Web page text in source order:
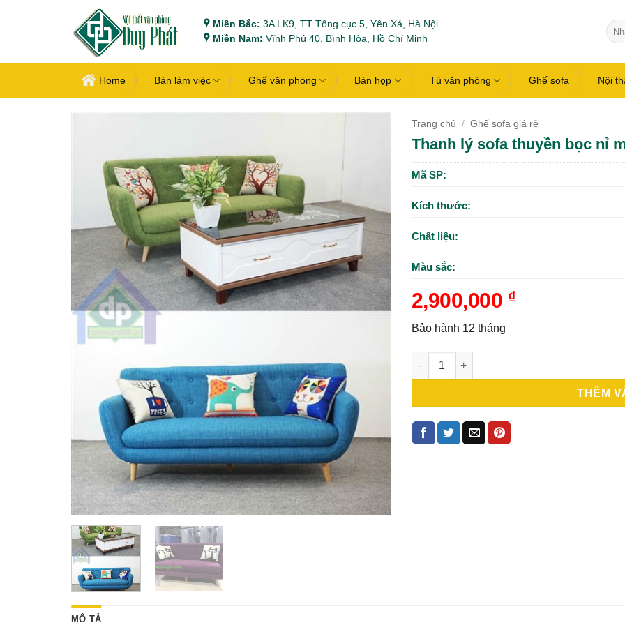
dung
Miền Bắc: 3A LK9, TT Tổng cục 5, Yên Xá, Hà Nội
Miền Nam: Vĩnh Phú 40, Bình Hòa, Hồ Chí Minh
Tìm
Home Bàn làm việc Ghế văn phòng Bàn họp Tủ văn phòng Ghế sofa Nội
Trang chủ / Ghế sofa giá rẻ
Thanh lý sofa thuyền bọc nỉ
Mã SP:
Kích thước:
Chất liệu:
Màu sắc:
2,900,000 ₫
Bảo hành 12 tháng
Thanh lý sofa thuyền bọc nỉ màu tím khói
THÊM
MÔ TẢ